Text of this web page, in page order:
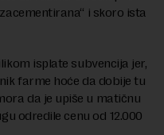
i skoro ista
isplate subvencija jer,
farme hoće da dobije tu
da je upiše u matičnu
odredile cenu od 12.000